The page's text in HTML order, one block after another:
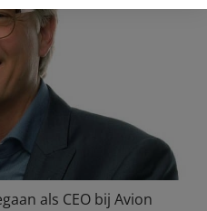
als CEO bij Avion